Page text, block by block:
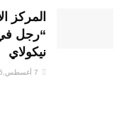
المركز
“رجل في
نيكولاي